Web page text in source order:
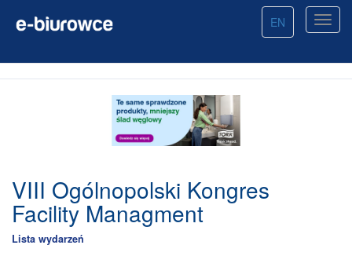
EN
VIII Ogólnopolski Kongres
Facility Managment
Lista wydarzeń